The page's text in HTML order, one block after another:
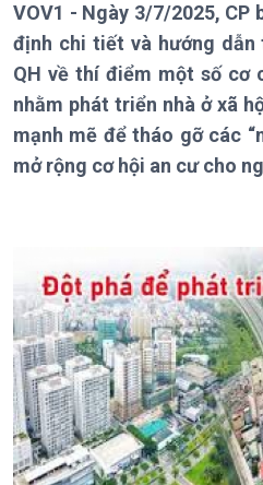
Giới thiệu
VOV1 - Ngày 3/7/2025, CP
định chi tiết và hướng dẫn
QH về thí điểm một số cơ
nhằm phát triển nhà ở xã
mạnh mẽ để tháo gỡ các
mở rộng cơ hội an cư cho